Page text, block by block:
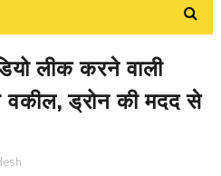
लीक करने वाली
वकील, ड्रोन की मदद से